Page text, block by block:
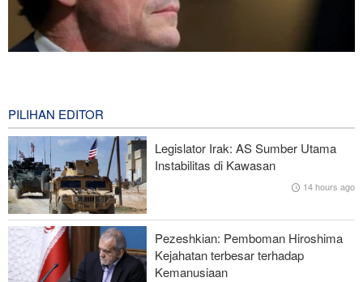
Hulu Ledak Manuver dan Antena Anti-Jamming: Lonjakan
Kualitatif Rudal Kheibar Shekan
Zolghadr: Selat Hormuz Hanya Akan Dibuka Jika AS Perbaiki
Perilaku—Ini 6 Syaratnya!
Norouzi: Jurnalis Berdiri di Titik Pertemuan antara Realitas dan
Opini Publik
PILIHAN EDITOR
Legislator Irak: AS Sumber Utama
Instabilitas di Kawasan
14 hours ago
Pezeshkian: Pemboman Hiroshima
Kejahatan terbesar terhadap
Kemanusiaan